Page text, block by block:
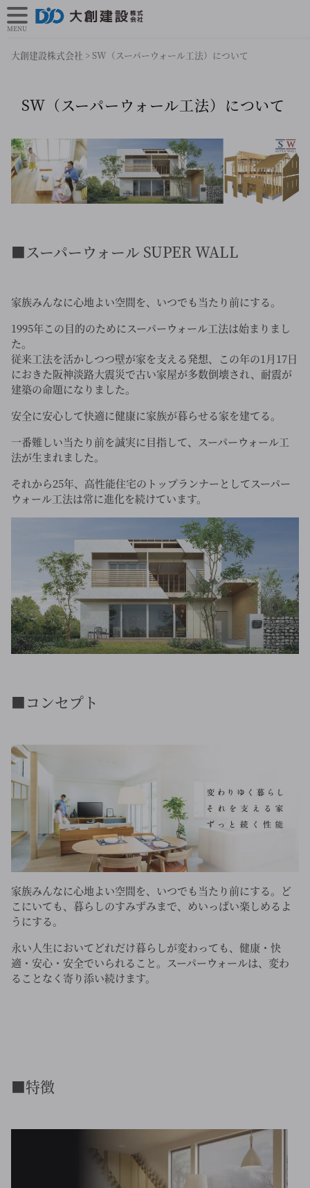
大創建設株式会社 >SW（スーパーウォール工法）について
SW（スーパーウォール工法）について
■スーパーウォール SUPER WALL
家族みんなに心地よい空間を、いつでも当たり前にする。
1995年この目的のためにスーパーウォール工法は始まりまし
た。
従来工法を活かしつつ壁が家を支える発想、この年の1月17日
におきた阪神淡路大震災で古い家屋が多数倒壊され、耐震が
建築の命題になりました。
安全に安心して快適に健康に家族が暮らせる家を建てる。
一番難しい当たり前を誠実に目指して、スーパーウォール工
法が生まれました。
それから25年、高性能住宅のトップランナーとしてスーパー
ウォール工法は常に進化を続けています。
■コンセプト
家族みんなに心地よい空間を、いつでも当たり前にする。ど
こにいても、暮らしのすみずみまで、めいっぱい楽しめるよ
うにする。
永い人生においてどれだけ暮らしが変わっても、健康・快
適・安心・安全でいられること。スーパーウォールは、変わ
ることなく寄り添い続けます。
■特徴
MENU